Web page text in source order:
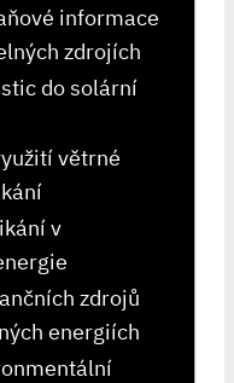
informace
zdrojích
do solární
větrné
v
zdrojů
energiích